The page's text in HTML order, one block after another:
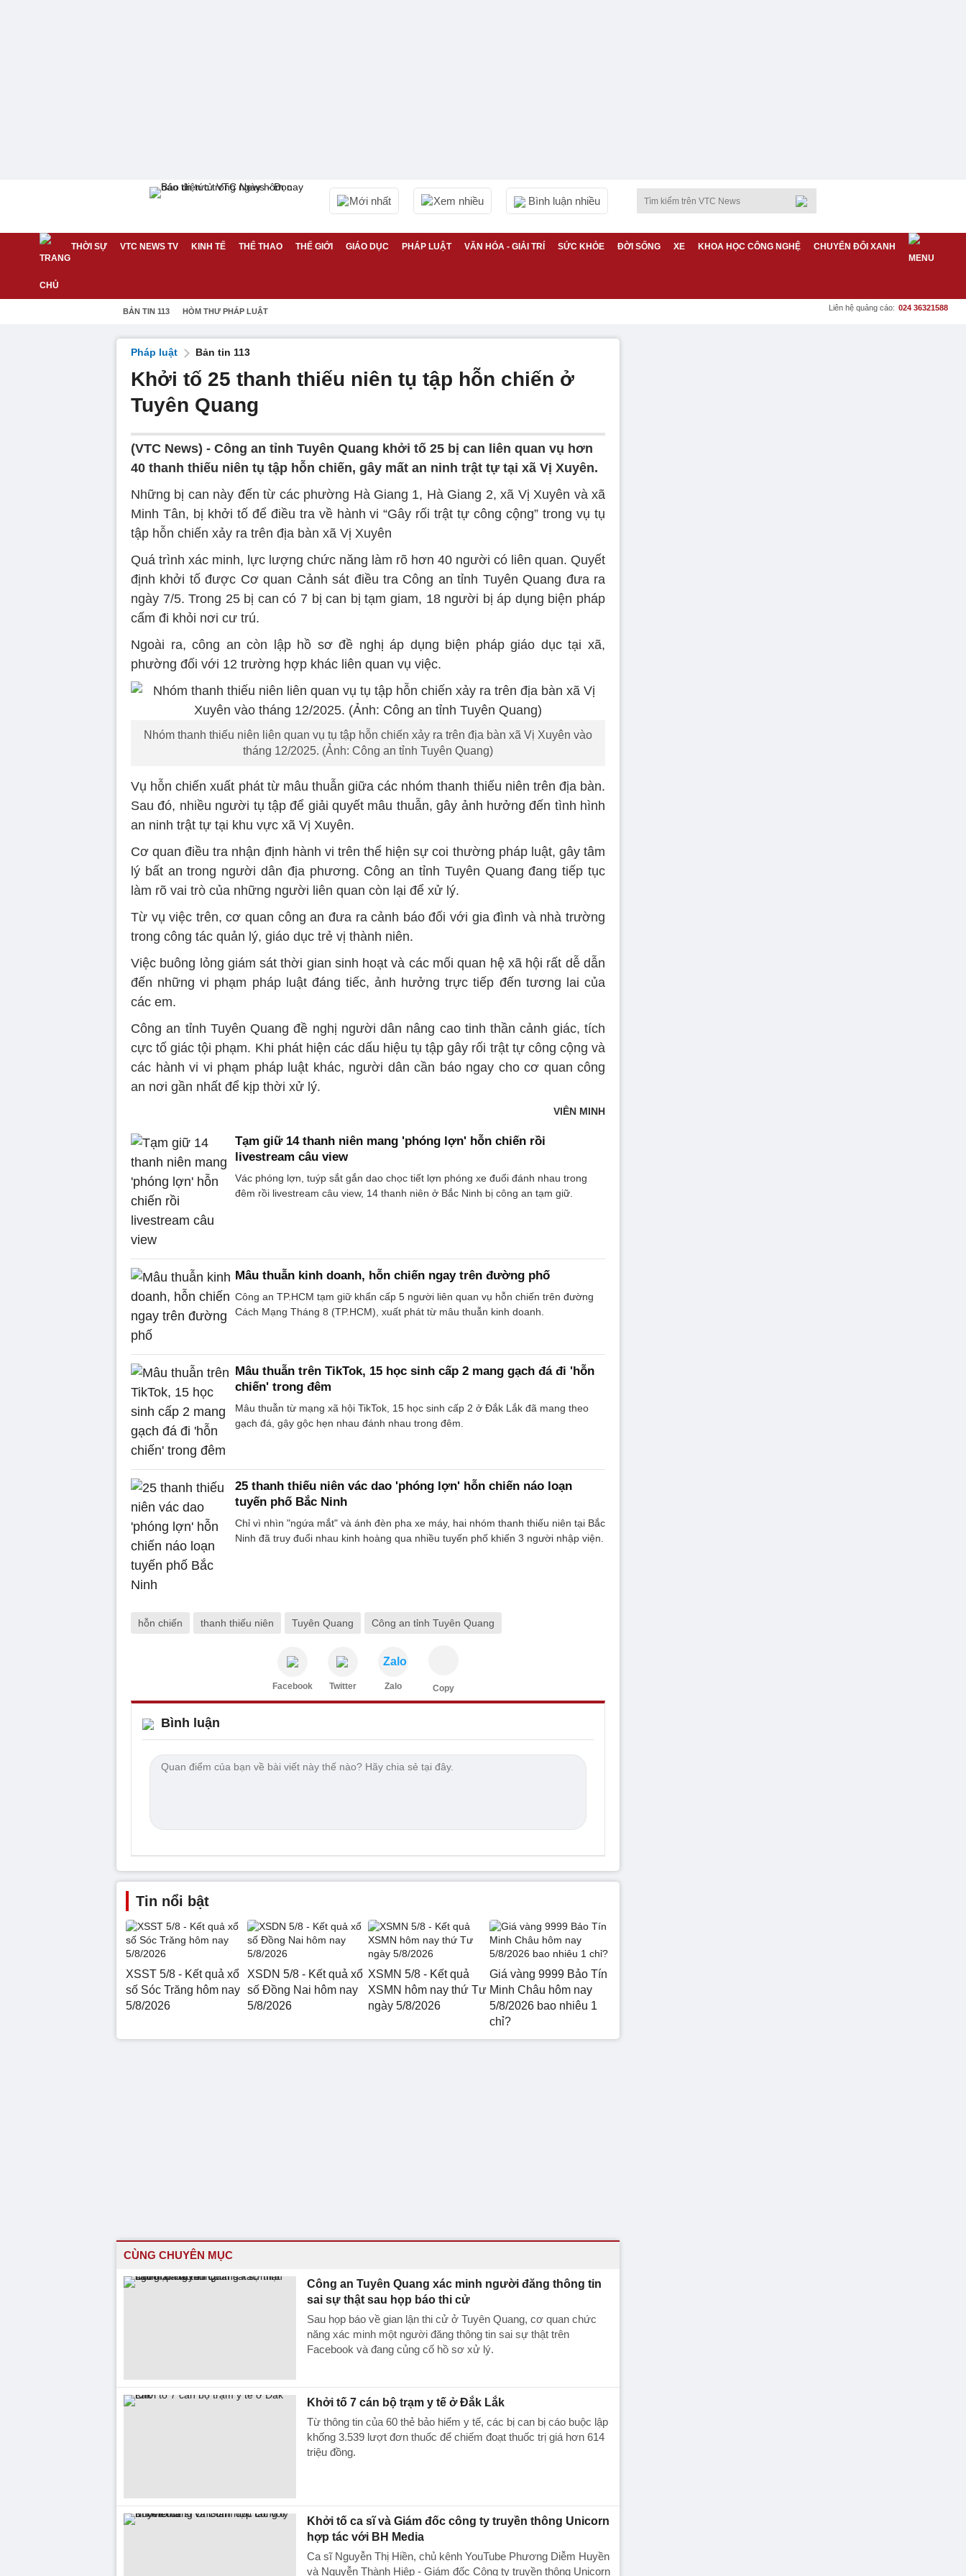
Mới nhất Xem nhiều Bình luận nhiều
THỜI SỰ VTC NEWS TV KINH TẾ THỂ THAO THẾ GIỚI GIÁO DỤC PHÁP LUẬT VĂN HÓA - GIẢI TRÍ SỨC KHỎE ĐỜI SỐNG XE KHOA HỌC CÔNG NGHỆ CHUYỂN ĐỔI XANH
BẢN TIN 113 HÒM THƯ PHÁP LUẬT Liên hệ quảng cáo: 024 36321588
Pháp luật Bản tin 113
Khởi tố 25 thanh thiếu niên tụ tập hỗn chiến ở
Tuyên Quang
(VTC News) - Công an tỉnh Tuyên Quang khởi tố 25 bị can liên quan vụ hơn
40 thanh thiếu niên tụ tập hỗn chiến, gây mất an ninh trật tự tại xã Vị Xuyên.
Những bị can này đến từ các phường Hà Giang 1, Hà Giang 2, xã Vị Xuyên và xã
Minh Tân, bị khởi tố để điều tra về hành vi “Gây rối trật tự công cộng” trong vụ tụ
tập hỗn chiến xảy ra trên địa bàn xã Vị Xuyên
Quá trình xác minh, lực lượng chức năng làm rõ hơn 40 người có liên quan. Quyết
định khởi tố được Cơ quan Cảnh sát điều tra Công an tỉnh Tuyên Quang đưa ra
ngày 7/5. Trong 25 bị can có 7 bị can bị tạm giam, 18 người bị áp dụng biện pháp
cấm đi khỏi nơi cư trú.
Ngoài ra, công an còn lập hồ sơ đề nghị áp dụng biện pháp giáo dục tại xã,
phường đối với 12 trường hợp khác liên quan vụ việc.
Nhóm thanh thiếu niên liên quan vụ tụ tập hỗn chiến xảy ra trên địa bàn xã Vị Xuyên vào
tháng 12/2025. (Ảnh: Công an tỉnh Tuyên Quang)
Vụ hỗn chiến xuất phát từ mâu thuẫn giữa các nhóm thanh thiếu niên trên địa bàn.
Sau đó, nhiều người tụ tập để giải quyết mâu thuẫn, gây ảnh hưởng đến tình hình
an ninh trật tự tại khu vực xã Vị Xuyên.
Cơ quan điều tra nhận định hành vi trên thể hiện sự coi thường pháp luật, gây tâm
lý bất an trong người dân địa phương. Công an tỉnh Tuyên Quang đang tiếp tục
làm rõ vai trò của những người liên quan còn lại để xử lý.
Từ vụ việc trên, cơ quan công an đưa ra cảnh báo đối với gia đình và nhà trường
trong công tác quản lý, giáo dục trẻ vị thành niên.
Việc buông lỏng giám sát thời gian sinh hoạt và các mối quan hệ xã hội rất dễ dẫn
đến những vi phạm pháp luật đáng tiếc, ảnh hưởng trực tiếp đến tương lai của
các em.
Công an tỉnh Tuyên Quang đề nghị người dân nâng cao tinh thần cảnh giác, tích
cực tố giác tội phạm. Khi phát hiện các dấu hiệu tụ tập gây rối trật tự công cộng và
các hành vi vi phạm pháp luật khác, người dân cần báo ngay cho cơ quan công
an nơi gần nhất để kịp thời xử lý.
VIÊN MINH
Tạm giữ 14 thanh niên mang 'phóng lợn' hỗn chiến rồi
livestream câu view
Vác phóng lợn, tuýp sắt gắn dao chọc tiết lợn phóng xe đuổi đánh nhau trong
đêm rồi livestream câu view, 14 thanh niên ở Bắc Ninh bị công an tạm giữ.
Mâu thuẫn kinh doanh, hỗn chiến ngay trên đường phố
Công an TP.HCM tạm giữ khẩn cấp 5 người liên quan vụ hỗn chiến trên đường
Cách Mạng Tháng 8 (TP.HCM), xuất phát từ mâu thuẫn kinh doanh.
Mâu thuẫn trên TikTok, 15 học sinh cấp 2 mang gạch đá đi 'hỗn
chiến' trong đêm
Mâu thuẫn từ mạng xã hội TikTok, 15 học sinh cấp 2 ở Đắk Lắk đã mang theo
gạch đá, gậy gộc hẹn nhau đánh nhau trong đêm.
25 thanh thiếu niên vác dao 'phóng lợn' hỗn chiến náo loạn
tuyến phố Bắc Ninh
Chỉ vì nhìn "ngứa mắt" và ánh đèn pha xe máy, hai nhóm thanh thiếu niên tại Bắc
Ninh đã truy đuổi nhau kinh hoàng qua nhiều tuyến phố khiến 3 người nhập viện.
hỗn chiến thanh thiếu niên Tuyên Quang Công an tỉnh Tuyên Quang
Facebook Twitter
Zalo
Zalo Copy
Bình luận
Tin nổi bật
XSST 5/8 - Kết quả xổ
số Sóc Trăng hôm nay
5/8/2026
XSDN 5/8 - Kết quả xổ
số Đồng Nai hôm nay
5/8/2026
XSMN 5/8 - Kết quả
XSMN hôm nay thứ Tư
ngày 5/8/2026
Giá vàng 9999 Bảo Tín
Minh Châu hôm nay
5/8/2026 bao nhiêu 1
chỉ?
CÙNG CHUYÊN MỤC
Công an Tuyên Quang xác minh người đăng thông tin
sai sự thật sau họp báo thi cử
Sau họp báo về gian lận thi cử ở Tuyên Quang, cơ quan chức
năng xác minh một người đăng thông tin sai sự thật trên
Facebook và đang củng cố hồ sơ xử lý.
Khởi tố 7 cán bộ trạm y tế ở Đắk Lắk
Từ thông tin của 60 thẻ bảo hiểm y tế, các bị can bị cáo buộc lập
khống 3.539 lượt đơn thuốc để chiếm đoạt thuốc trị giá hơn 614
triệu đồng.
Khởi tố ca sĩ và Giám đốc công ty truyền thông Unicorn
hợp tác với BH Media
Ca sĩ Nguyễn Thị Hiền, chủ kênh YouTube Phương Diễm Huyền
và Nguyễn Thành Hiệp - Giám đốc Công ty truyền thông Unicorn